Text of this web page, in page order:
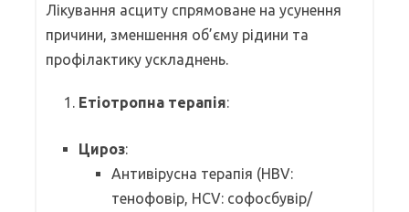
Лікування асциту спрямоване на усунення
причини, зменшення об’єму рідини та
профілактику ускладнень.
Етіотропна терапія:
Цироз:
Антивірусна терапія (HBV:
тенофовір, HCV: софосбувір/